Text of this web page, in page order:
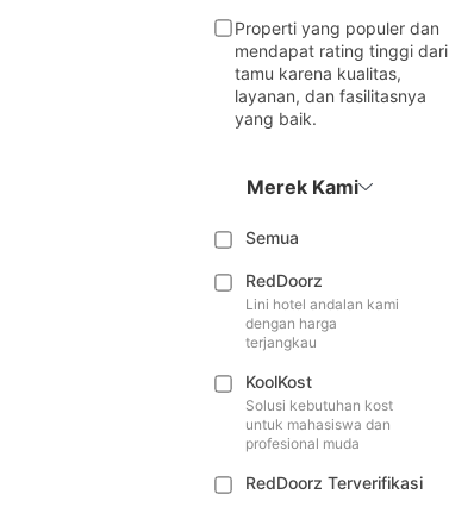
Properti yang populer dan
mendapat rating tinggi dari
tamu karena kualitas,
layanan, dan fasilitasnya
yang baik.
Merek Kami
Semua
RedDoorz
Lini hotel andalan kami
dengan harga
terjangkau
KoolKost
Solusi kebutuhan kost
untuk mahasiswa dan
profesional muda
RedDoorz Terverifikasi